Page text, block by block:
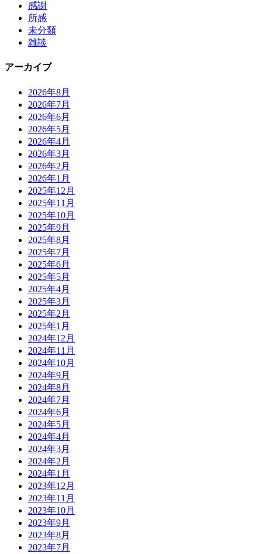
感謝
所感
未分類
雑談
アーカイブ
2026年8月
2026年7月
2026年6月
2026年5月
2026年4月
2026年3月
2026年2月
2026年1月
2025年12月
2025年11月
2025年10月
2025年9月
2025年8月
2025年7月
2025年6月
2025年5月
2025年4月
2025年3月
2025年2月
2025年1月
2024年12月
2024年11月
2024年10月
2024年9月
2024年8月
2024年7月
2024年6月
2024年5月
2024年4月
2024年3月
2024年2月
2024年1月
2023年12月
2023年11月
2023年10月
2023年9月
2023年8月
2023年7月